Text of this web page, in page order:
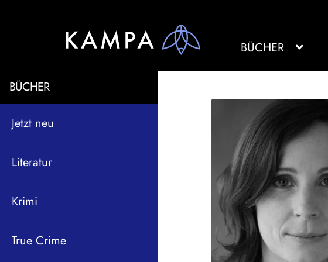
BÜCHER
BÜCHER
Jetzt neu
Literatur
Krimi
True Crime